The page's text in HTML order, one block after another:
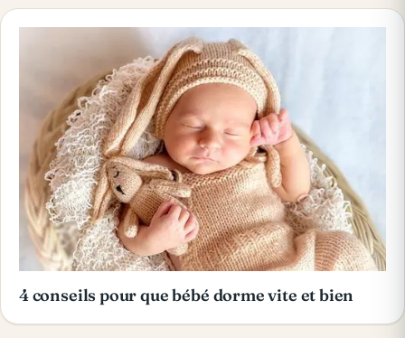
4 conseils pour que bébé dorme vite et bien